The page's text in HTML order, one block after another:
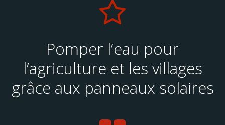
Pomper l’eau pour
l’agriculture et les villages
grâce aux panneaux solaires